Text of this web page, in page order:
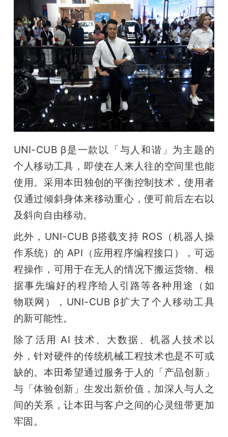
UNI-CUB β是一款以「与人和谐」为主题的
个人移动工具，即使在人来人往的空间里也能
使用。采用本田独创的平衡控制技术，使用者
仅通过倾斜身体来移动重心，便可前后左右以
及斜向自由移动。
此外，UNI-CUB β搭载支持 ROS（机器人操
作系统）的 API（应用程序编程接口），可远
程操作，可用于在无人的情况下搬运货物、根
据事先编好的程序给人引路等各种用途（如
物联网），UNI-CUB β扩大了个人移动工具
的新可能性。
除了活用 AI 技术、大数据、机器人技术以
外，针对硬件的传统机械工程技术也是不可或
缺的。本田希望通过服务于人的「产品创新」
与「体验创新」生发出新价值，加深人与人之
间的关系，让本田与客户之间的心灵纽带更加
牢固。